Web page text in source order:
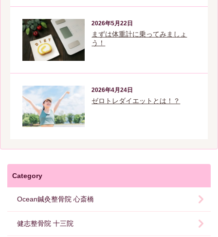
2026年5月22日
まずは体重計に乗ってみましょ
う！
2026年4月24日
ゼロトレダイエットとは！？
Category
Ocean鍼灸整骨院 心斎橋
健志整骨院 十三院